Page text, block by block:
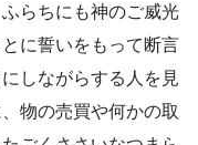
らちにも神のご威光
に誓いをもって断言
しながらする人を見
物の売買や何かの取